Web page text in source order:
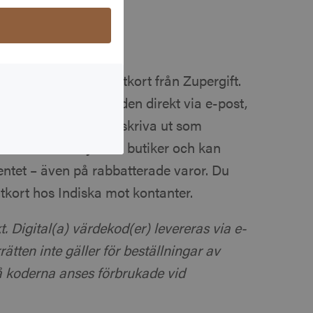
ett Indiska presentkort från Zupergift.
och får värdekoden direkt via e-post,
den eller skriva ut som
i Indiskas fysiska butiker och kan
– även på rabbatterade varor. Du
hos Indiska mot kontanter.
Digital(a) värdekod(er) levereras via e-
inte gäller för beställningar av
anses förbrukade vid